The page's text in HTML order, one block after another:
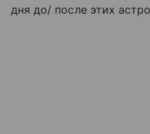
дня до/ после этих